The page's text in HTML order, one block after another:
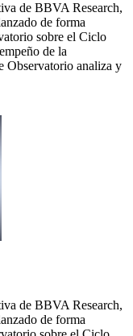
de BBVA Research,
de forma
sobre el Ciclo
de la
Observatorio analiza y
de BBVA Research,
de forma